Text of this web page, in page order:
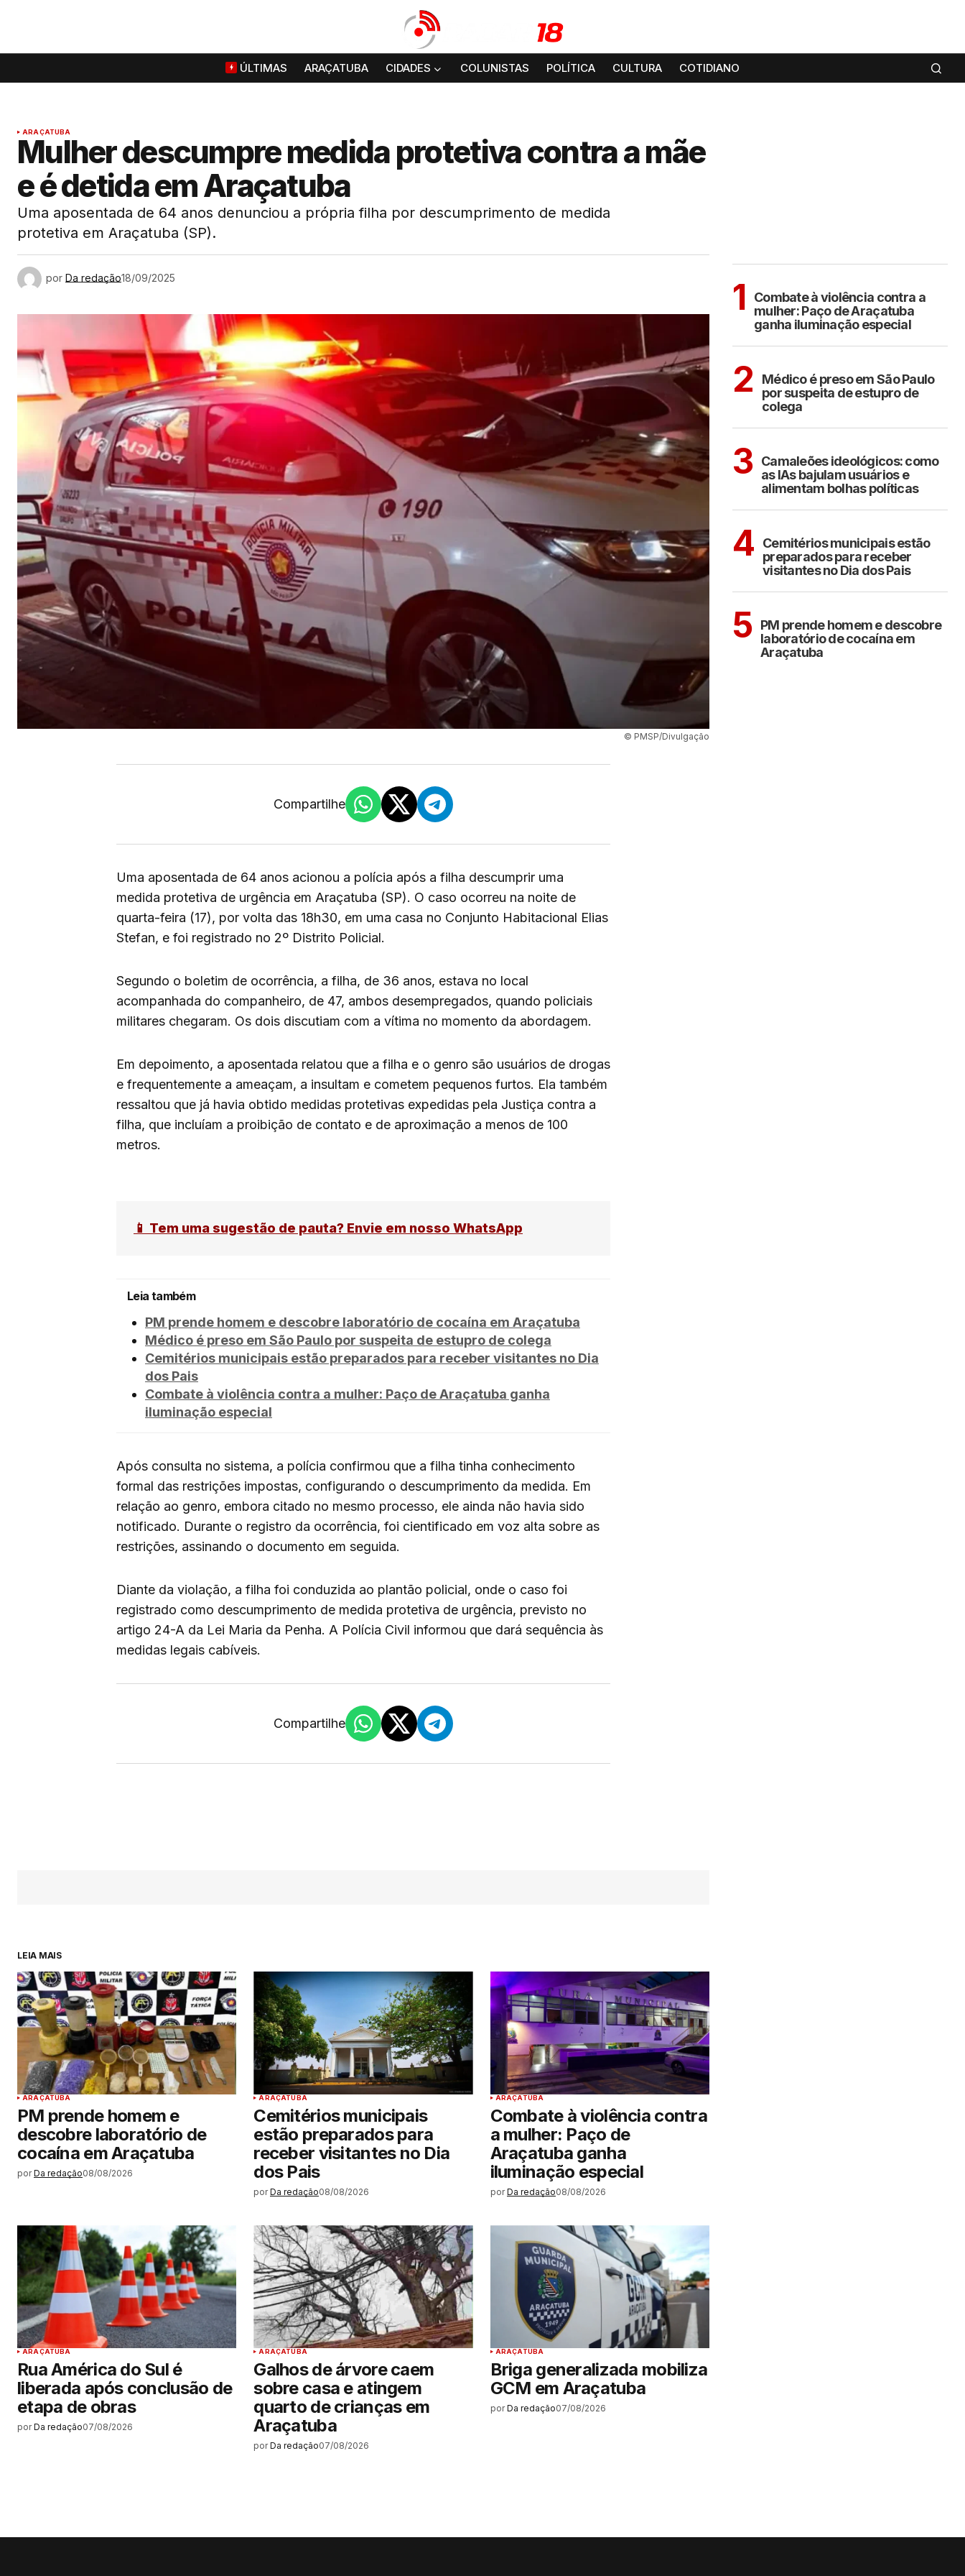
ÚLTIMAS ARAÇATUBA CIDADES COLUNISTAS POLÍTICA CULTURA COTIDIANO
ARAÇATUBA
Mulher descumpre medida protetiva contra a mãe
e é detida em Araçatuba
Uma aposentada de 64 anos denunciou a própria filha por descumprimento de medida
protetiva em Araçatuba (SP).
por Da redação18/09/2025
© PMSP/Divulgação
Compartilhe
Uma aposentada de 64 anos acionou a polícia após a filha descumprir uma
medida protetiva de urgência em Araçatuba (SP). O caso ocorreu na noite de
quarta-feira (17), por volta das 18h30, em uma casa no Conjunto Habitacional Elias
Stefan, e foi registrado no 2º Distrito Policial.
Segundo o boletim de ocorrência, a filha, de 36 anos, estava no local
acompanhada do companheiro, de 47, ambos desempregados, quando policiais
militares chegaram. Os dois discutiam com a vítima no momento da abordagem.
Em depoimento, a aposentada relatou que a filha e o genro são usuários de drogas
e frequentemente a ameaçam, a insultam e cometem pequenos furtos. Ela também
ressaltou que já havia obtido medidas protetivas expedidas pela Justiça contra a
filha, que incluíam a proibição de contato e de aproximação a menos de 100
metros.
📱 Tem uma sugestão de pauta? Envie em nosso WhatsApp
Leia também
PM prende homem e descobre laboratório de cocaína em Araçatuba
Médico é preso em São Paulo por suspeita de estupro de colega
Cemitérios municipais estão preparados para receber visitantes no Dia
dos Pais
Combate à violência contra a mulher: Paço de Araçatuba ganha
iluminação especial
Após consulta no sistema, a polícia confirmou que a filha tinha conhecimento
formal das restrições impostas, configurando o descumprimento da medida. Em
relação ao genro, embora citado no mesmo processo, ele ainda não havia sido
notificado. Durante o registro da ocorrência, foi cientificado em voz alta sobre as
restrições, assinando o documento em seguida.
Diante da violação, a filha foi conduzida ao plantão policial, onde o caso foi
registrado como descumprimento de medida protetiva de urgência, previsto no
artigo 24-A da Lei Maria da Penha. A Polícia Civil informou que dará sequência às
medidas legais cabíveis.
Compartilhe
LEIA MAIS
ARAÇATUBA
PM prende homem e
descobre laboratório de
cocaína em Araçatuba
por Da redação08/08/2026
ARAÇATUBA
Cemitérios municipais
estão preparados para
receber visitantes no Dia
dos Pais
por Da redação08/08/2026
ARAÇATUBA
Combate à violência contra
a mulher: Paço de
Araçatuba ganha
iluminação especial
por Da redação08/08/2026
ARAÇATUBA
Rua América do Sul é
liberada após conclusão de
etapa de obras
por Da redação07/08/2026
ARAÇATUBA
Galhos de árvore caem
sobre casa e atingem
quarto de crianças em
Araçatuba
por Da redação07/08/2026
ARAÇATUBA
Briga generalizada mobiliza
GCM em Araçatuba
por Da redação07/08/2026
1
Combate à violência contra a
mulher: Paço de Araçatuba
ganha iluminação especial
2
Médico é preso em São Paulo
por suspeita de estupro de
colega
3 Camaleões ideológicos: como
as IAs bajulam usuários e
alimentam bolhas políticas
4
Cemitérios municipais estão
preparados para receber
visitantes no Dia dos Pais
5 PM prende homem e descobre
laboratório de cocaína em
Araçatuba